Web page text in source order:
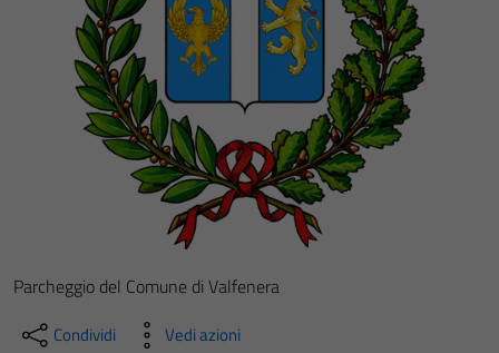
Parcheggio del Comune di Valfenera
Condividi Vedi azioni